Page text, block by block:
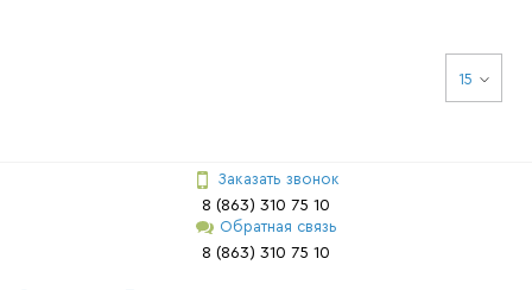
15
Заказать звонок
8 (863) 310 75 10
Обратная связь
8 (863) 310 75 10